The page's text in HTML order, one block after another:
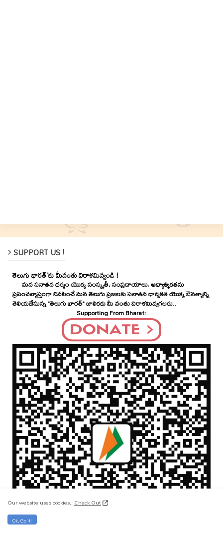
SUPPORT US !
తెలుగు భారత్'కు మీవంతు విరాళమివ్వండి !
----మన సనాతన ధర్మం యొక్క సంస్కృతీ, సంప్రదాయాలు, ఆధ్యాత్మికతను
ప్రపంచవ్యాప్తంగా నివసించే మన తెలుగు ప్రజలకు సనాతన ధార్మికత యొక్క ఔనత్యాన్ని
తెలియజేసున్న "తెలుగు భారత్" జాలికకు మీ వంతు విరాళమివ్వగలరు..
Supporting From Bharat:
Our website uses cookies..Check Out
Ok, Go it!